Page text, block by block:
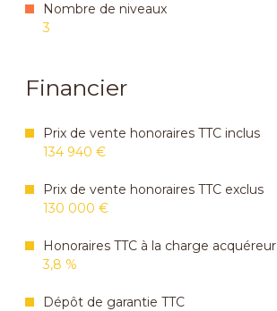
Nombre de niveaux
3
Financier
Prix de vente honoraires TTC inclus
134 940 €
Prix de vente honoraires TTC exclus
130 000 €
Honoraires TTC à la charge acquéreur
3,8 %
Dépôt de garantie TTC